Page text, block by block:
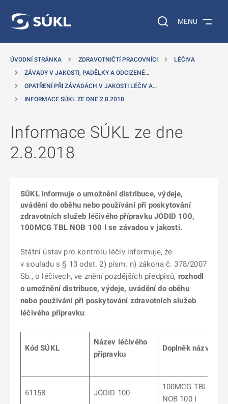
Vyhledávání na
MENU
ÚVODNÍ STRÁNKA ZDRAVOTNIČTÍ PRACOVNÍCI
LÉČIVA
ZÁVADY V JAKOSTI, PADĚLKY A ODCIZENÉ…
OPATŘENÍ PŘI ZÁVADÁCH V JAKOSTI LÉČIV A…
INFORMACE SÚKL ZE DNE 2.8.2018
Informace SÚKL ze dne
2.8.2018
SÚKL informuje o umožnění distribuce, výdeje,
uvádění do oběhu nebo používání při poskytování
zdravotních služeb léčivého přípravku JODID 100,
100MCG TBL NOB 100 I se závadou v jakosti.
Státní ústav pro kontrolu léčiv informuje, že
v souladu s § 13 odst. 2) písm. n) zákona č. 378/2007
Sb., o léčivech, ve znění pozdějších předpisů, rozhodl
o umožnění distribuce, výdeje, uvádění do oběhu
nebo používání při poskytování zdravotních služeb
léčivého přípravku:
Kód SÚKL
Název léčivého
přípravku
Doplněk názvu
61158 JODID 100
100MCG TBL
NOB 100 I